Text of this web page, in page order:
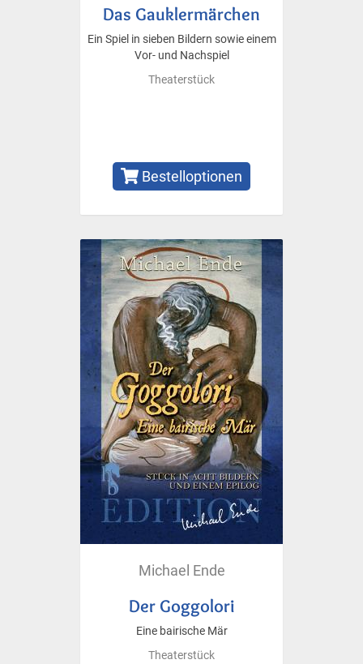
Das Gauklermärchen
Ein Spiel in sieben Bildern sowie einem
Vor- und Nachspiel
Theaterstück
Bestelloptionen
Michael Ende
Der Goggolori
Eine bairische Mär
Theaterstück